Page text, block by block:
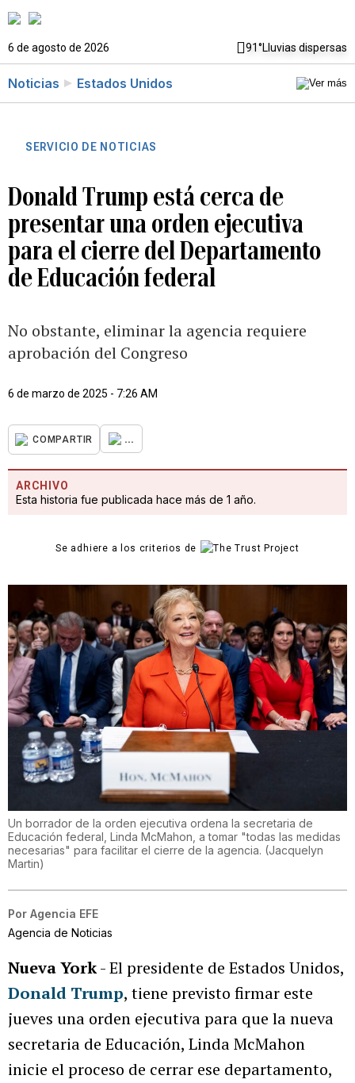
6 de agosto de 2026 91°Lluvias dispersas
Noticias Estados Unidos
SERVICIO DE NOTICIAS
Donald Trump está cerca de
presentar una orden ejecutiva
para el cierre del Departamento
de Educación federal
No obstante, eliminar la agencia requiere
aprobación del Congreso
6 de marzo de 2025 - 7:26 AM
COMPARTIR ...
ARCHIVO
Esta historia fue publicada hace más de 1 año.
Se adhiere a los criterios de
Un borrador de la orden ejecutiva ordena la secretaria de
Educación federal, Linda McMahon, a tomar "todas las medidas
necesarias" para facilitar el cierre de la agencia. (Jacquelyn
Martin)
Por Agencia EFE
Agencia de Noticias
Nueva York- El presidente de Estados Unidos,
Donald Trump, tiene previsto firmar este
jueves una orden ejecutiva para que la nueva
secretaria de Educación, Linda McMahon
inicie el proceso de cerrar ese departamento,